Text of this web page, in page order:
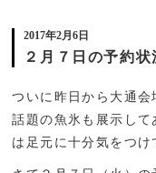
2017年2月6日
２月７日の予約状
ついに昨日から大通
話題の魚氷も展示し
は足元に十分気をつけ